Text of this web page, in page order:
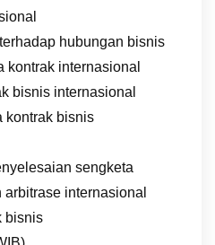
hubungan bisnis
kontrak internasional
bisnis internasional
kontrak bisnis
sengketa
internasional
bisnis